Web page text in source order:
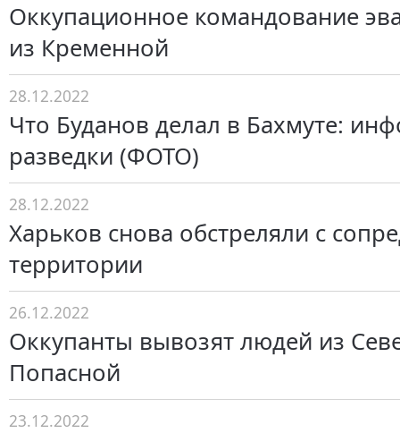
Оккупационное командование
из Кременной
28.12.2022
Что Буданов делал в Бахмуте:
разведки (ФОТО)
28.12.2022
Харьков снова обстреляли с
территории
26.12.2022
Оккупанты вывозят людей из
Попасной
23.12.2022